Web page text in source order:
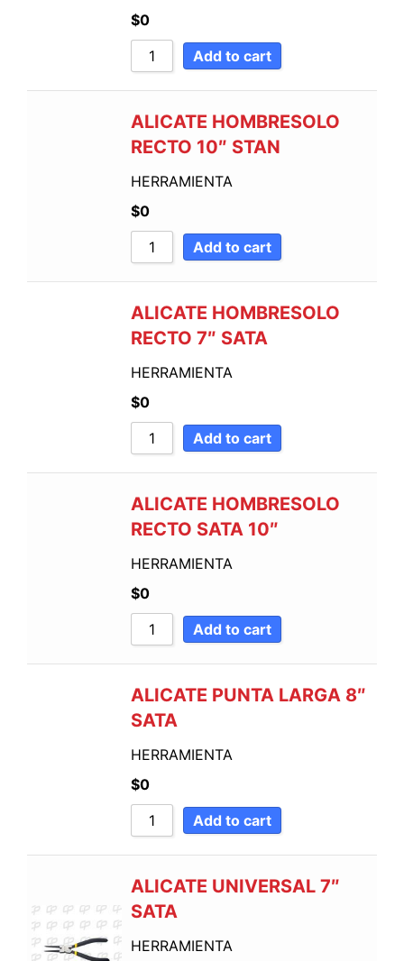
$0
Add to cart
ALICATE HOMBRESOLO
RECTO 10″ STAN
HERRAMIENTA
$0
Add to cart
ALICATE HOMBRESOLO
RECTO 7″ SATA
HERRAMIENTA
$0
Add to cart
ALICATE HOMBRESOLO
RECTO SATA 10″
HERRAMIENTA
$0
Add to cart
ALICATE PUNTA LARGA 8″
SATA
HERRAMIENTA
$0
Add to cart
ALICATE UNIVERSAL 7″
SATA
HERRAMIENTA